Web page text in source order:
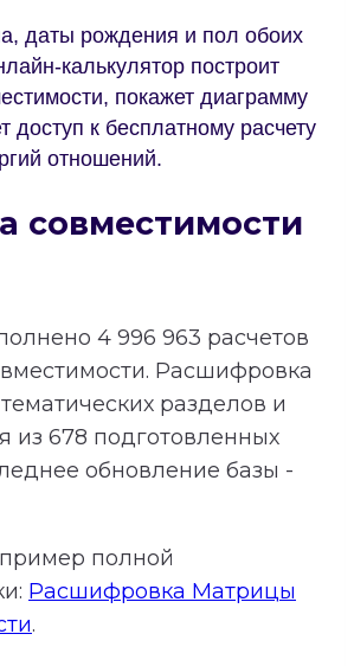
даты рождения и пол обоих
калькулятор построит
покажет диаграмму
доступ к бесплатному расчету
отношений.
совместимости
4 996 963 расчетов
Расшифровка
тематических разделов и
из 678 подготовленных
обновление базы -
полной
Расшифровка Матрицы
.